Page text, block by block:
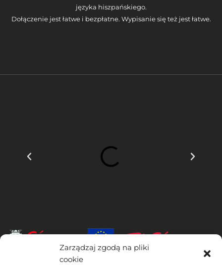
Zarządzaj zgodą na pliki
cookie
języka hiszpańskiego.
Dołączenie jest łatwe i bezpłatne. Wypisanie się też jest łatwe.